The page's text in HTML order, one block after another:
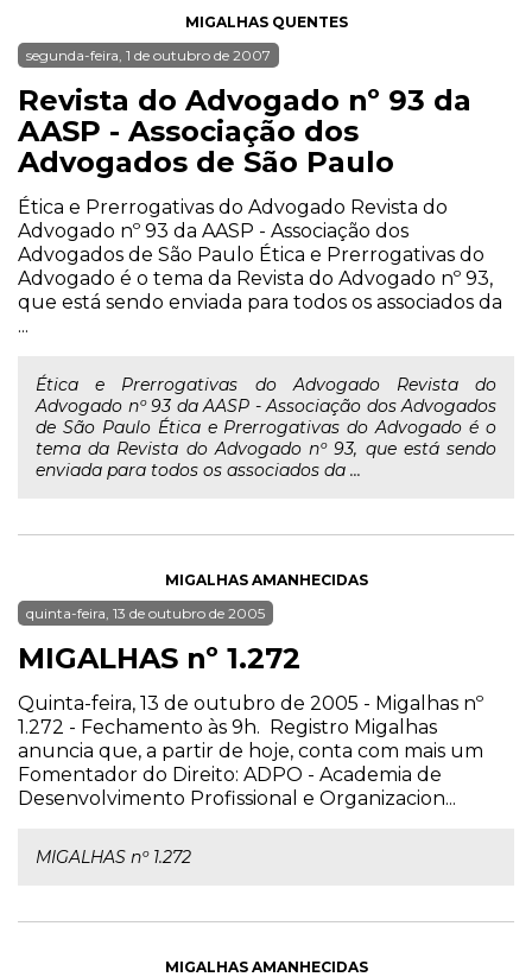
MIGALHAS QUENTES
segunda-feira, 1 de outubro de 2007
Revista do Advogado nº 93 da
AASP - Associação dos
Advogados de São Paulo
Ética e Prerrogativas do Advogado Revista do
Advogado nº 93 da AASP - Associação dos
Advogados de São Paulo Ética e Prerrogativas do
Advogado é o tema da Revista do Advogado nº 93,
que está sendo enviada para todos os associados da
...
Ética e Prerrogativas do Advogado Revista do
Advogado nº 93 da AASP - Associação dos Advogados
de São Paulo Ética e Prerrogativas do Advogado é o
tema da Revista do Advogado nº 93, que está sendo
enviada para todos os associados da ...
MIGALHAS AMANHECIDAS
quinta-feira, 13 de outubro de 2005
MIGALHAS nº 1.272
Quinta-feira, 13 de outubro de 2005 - Migalhas nº
1.272 - Fechamento às 9h. Registro Migalhas
anuncia que, a partir de hoje, conta com mais um
Fomentador do Direito: ADPO - Academia de
Desenvolvimento Profissional e Organizacion...
MIGALHAS nº 1.272
MIGALHAS AMANHECIDAS